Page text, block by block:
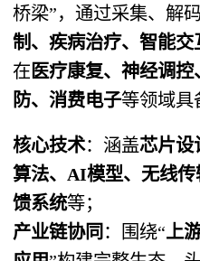
桥梁”，通过采集、解
制、疾病治疗、智能交
在 医疗康复、神经调
防、消费电子等领域具
核心技术：涵盖芯片设
算法、AI模型、无线
馈系统等；
产业链协同 ：围绕“上